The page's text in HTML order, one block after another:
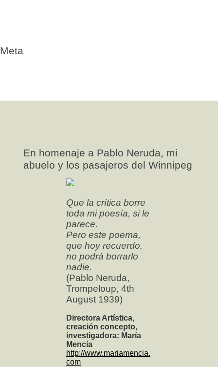
Meta
En homenaje a Pablo Neruda, mi
abuelo y los pasajeros del Winnipeg
Que la crítica borre
toda mi poesía, si le
parece.
Pero este poema,
que hoy recuerdo,
no podrá borrarlo
nadie.
(Pablo Neruda,
Trompeloup, 4th
August 1939)
Directora Artística,
creación concepto,
investigadora: María
Mencía
http://www.mariamencia.
com